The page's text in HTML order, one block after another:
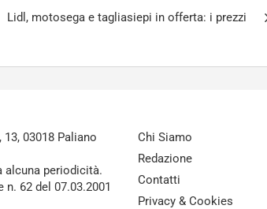
Lidl, motosega e tagliasiepi in offerta: i prezzi
03018 Paliano
alcuna periodicità.
62 del 07.03.2001
Chi Siamo
Redazione
Contatti
Privacy & Cookies